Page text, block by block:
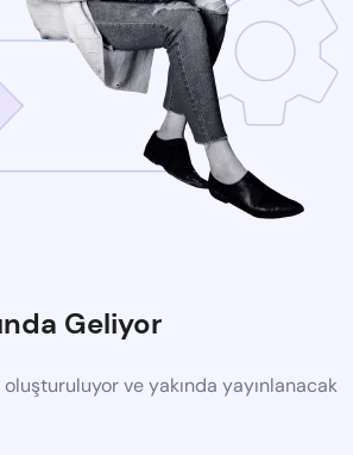
Geliyor
ve yakında yayınlanacak